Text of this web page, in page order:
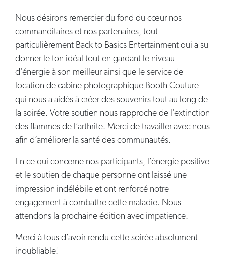
Nous désirons remercier du fond du cœur nos
commanditaires et nos partenaires, tout
particulièrement Back to Basics Entertainment qui a su
donner le ton idéal tout en gardant le niveau
d’énergie à son meilleur ainsi que le service de
location de cabine photographique Booth Couture
qui nous a aidés à créer des souvenirs tout au long de
la soirée. Votre soutien nous rapproche de l’extinction
des flammes de l’arthrite. Merci de travailler avec nous
afin d’améliorer la santé des communautés.
En ce qui concerne nos participants, l’énergie positive
et le soutien de chaque personne ont laissé une
impression indélébile et ont renforcé notre
engagement à combattre cette maladie. Nous
attendons la prochaine édition avec impatience.
Merci à tous d’avoir rendu cette soirée absolument
inoubliable!